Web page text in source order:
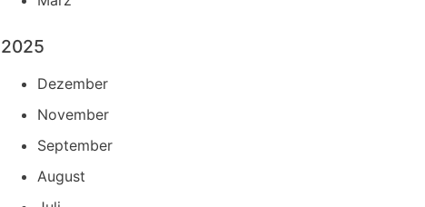
2025
Dezember
November
September
August